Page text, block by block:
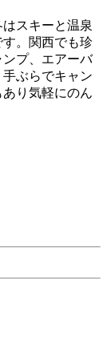
スキーと温泉
。関西でも珍
プ、エアーバ
ぶらでキャン
り気軽にのん